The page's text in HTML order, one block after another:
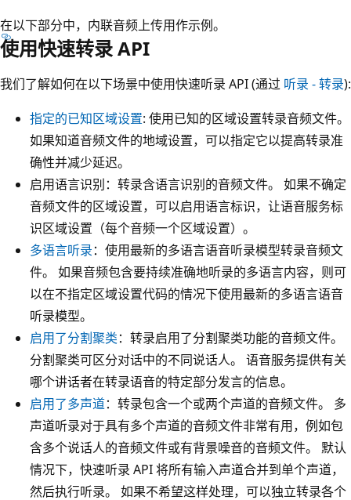
在以下部分中，内联音频上传用作示例。
使用快速转录 API
我们了解如何在以下场景中使用快速听录 API (通过 听录 - 转录):
指定的已知区域设置: 使用已知的区域设置转录音频文件。
如果知道音频文件的地域设置，可以指定它以提高转录准
确性并减少延迟。
启用语言识别：转录含语言识别的音频文件。 如果不确定
音频文件的区域设置，可以启用语言标识，让语音服务标
识区域设置（每个音频一个区域设置）。
多语言听录：使用最新的多语言语音听录模型转录音频文
件。 如果音频包含要持续准确地听录的多语言内容，则可
以在不指定区域设置代码的情况下使用最新的多语言语音
听录模型。
启用了分割聚类：转录启用了分割聚类功能的音频文件。
分割聚类可区分对话中的不同说话人。 语音服务提供有关
哪个讲话者在转录语音的特定部分发言的信息。
启用了多声道：转录包含一个或两个声道的音频文件。 多
声道听录对于具有多个声道的音频文件非常有用，例如包
含多个说话人的音频文件或有背景噪音的音频文件。 默认
情况下，快速听录 API 将所有输入声道合并到单个声道，
然后执行听录。 如果不希望这样处理，可以独立转录各个